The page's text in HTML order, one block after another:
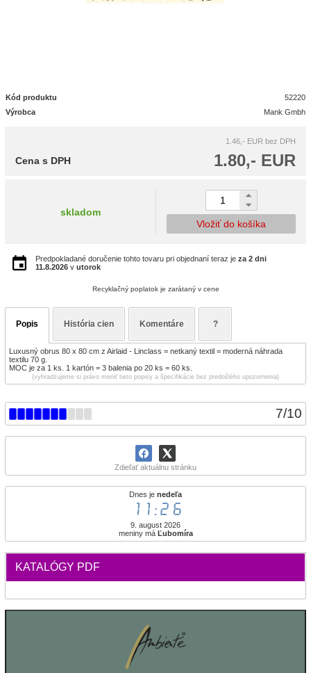
7/10
Zdieľať aktuálnu stránku
Dnes je nedeľa
11:26
9. august 2026
meniny má Ľubomíra
KATALÓGY PDF
Kód produktu
52220
Výrobca
Mank Gmbh
1.46,- EUR bez DPH
1.80,- EUR
Cena s DPH
skladom
Vložiť do košíka
Predpokladané doručenie tohto tovaru pri objednaní teraz je za 2 dni
11.8.2026 v utorok
Recyklačný poplatok je zarátaný v cene
Popis História cien Komentáre ?
Luxusný obrus 80 x 80 cm z Airlaid - Linclass = netkaný textil = moderná náhrada
textilu 70 g.
MOC je za 1 ks. 1 kartón = 3 balenia po 20 ks = 60 ks.
(vyhradzujeme si právo meniť tieto popisy a špecifikácie bez predošlého upozornenia)